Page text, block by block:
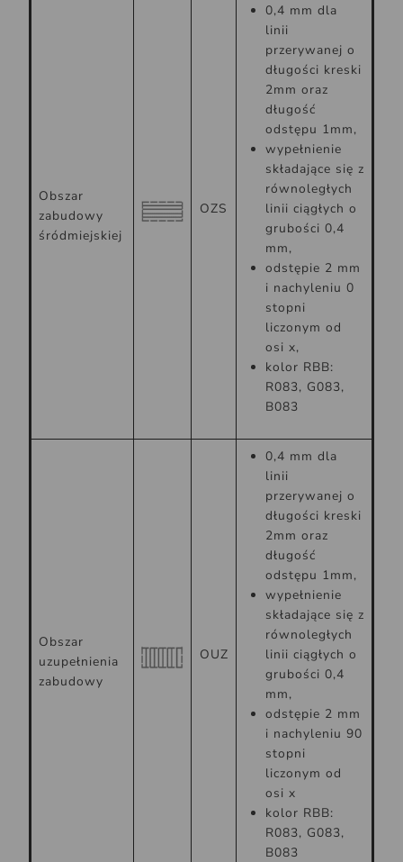
Obszar
zabudowy
śródmiejskiej
OZS
0,4 mm dla
linii
przerywanej o
długości kreski
2mm oraz
długość
odstępu 1mm,
wypełnienie
składające się z
równoległych
linii ciągłych o
grubości 0,4
mm,
odstępie 2 mm
i nachyleniu 0
stopni
liczonym od
osi x,
kolor RBB:
R083, G083,
B083
Obszar
uzupełnienia
zabudowy
OUZ
0,4 mm dla
linii
przerywanej o
długości kreski
2mm oraz
długość
odstępu 1mm,
wypełnienie
składające się z
równoległych
linii ciągłych o
grubości 0,4
mm,
odstępie 2 mm
i nachyleniu 90
stopni
liczonym od
osi x
kolor RBB:
R083, G083,
B083